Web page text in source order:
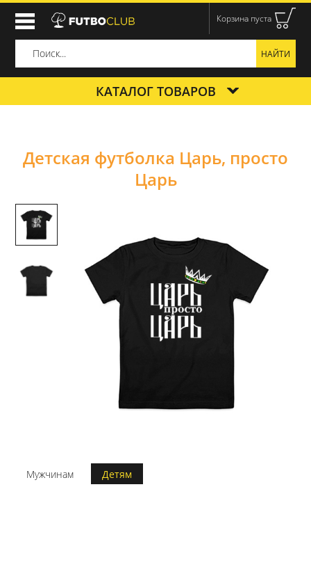
Корзина пуста
КАТАЛОГ ТОВАРОВ
Детская футболка Царь, просто
Царь
Мужчинам Детям